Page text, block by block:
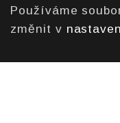
Používáme
změnit v